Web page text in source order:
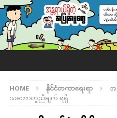
HOME နိုင်ငံတကာရေးရာ
အ
သဘောတူညီချက် ရရှိ